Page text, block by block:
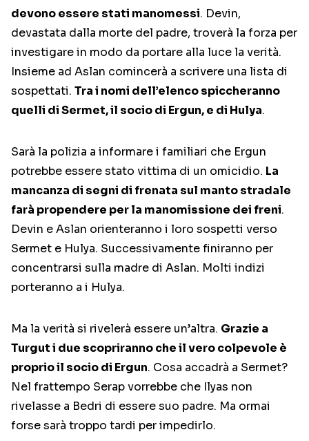
devono essere stati manomessi. Devin,
devastata dalla morte del padre, troverà la forza per
investigare in modo da portare alla luce la verità.
Insieme ad Aslan comincerà a scrivere una lista di
sospettati. Tra i nomi dell’elenco spiccheranno
quelli di Sermet, il socio di Ergun, e di Hulya.
Sarà la polizia a informare i familiari che Ergun
potrebbe essere stato vittima di un omicidio. La
mancanza di segni di frenata sul manto stradale
farà propendere per la manomissione dei freni.
Devin e Aslan orienteranno i loro sospetti verso
Sermet e Hulya. Successivamente finiranno per
concentrarsi sulla madre di Aslan. Molti indizi
porteranno a i Hulya.
Ma la verità si rivelerà essere un’altra. Grazie a
Turgut i due scopriranno che il vero colpevole è
proprio il socio di Ergun. Cosa accadrà a Sermet?
Nel frattempo Serap vorrebbe che Ilyas non
rivelasse a Bedri di essere suo padre. Ma ormai
forse sarà troppo tardi per impedirlo.